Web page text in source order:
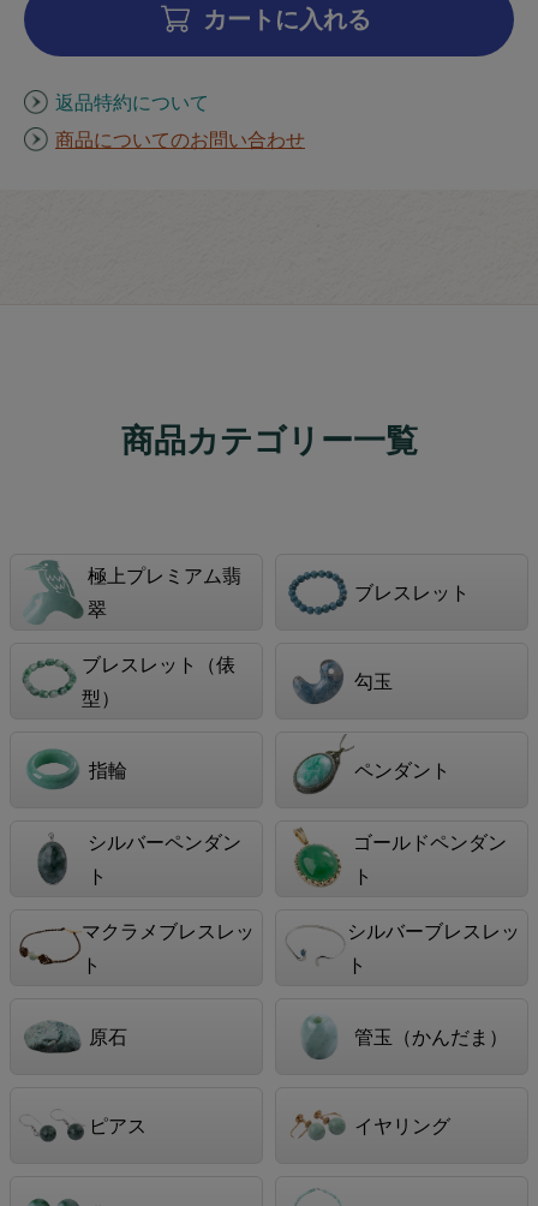
カートに入れる
返品特約について
商品についてのお問い合わせ
商品カテゴリー一覧
極上プレミアム翡
翠
ブレスレット
ブレスレット（俵
型）
勾玉
指輪 ペンダント
シルバーペンダン
ト
ゴールドペンダン
ト
マクラメブレスレッ
ト
シルバーブレスレッ
ト
原石 管玉（かんだま）
ピアス イヤリング